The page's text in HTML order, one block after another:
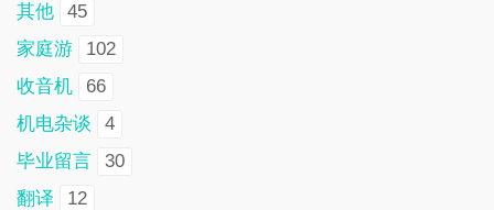
其他
45
家庭游
102
收音机
66
机电杂谈
4
毕业留言
30
翻译
12